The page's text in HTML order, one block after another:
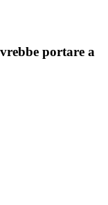
portare a